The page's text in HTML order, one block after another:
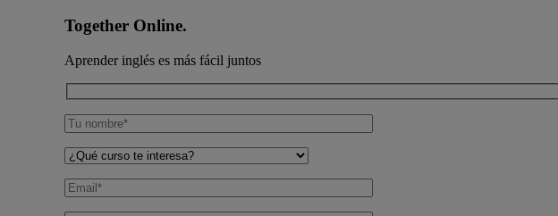
Together Online.
Aprender inglés es más fácil juntos